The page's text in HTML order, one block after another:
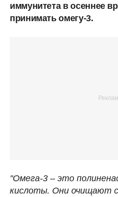
иммунитета в осеннее
принимать омегу-3.
"Омега-3 – это
кислоты. Они очищают